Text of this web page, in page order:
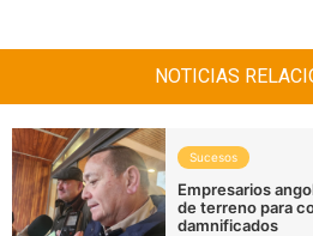
NOTICIAS
Sucesos
Empresarios
de terreno para
damnificados